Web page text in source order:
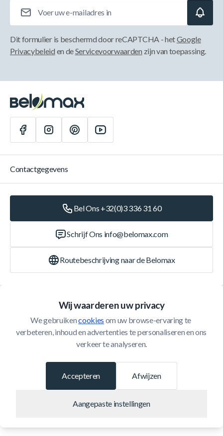
Wij waarderen uw privacy
We gebruiken cookies om uw browse-ervaring te
verbeteren, inhoud en advertenties te personaliseren en ons
verkeer te analyseren.
Afwijzen
Aangepaste instellingen
Accepteren
Dit formulier is beschermd door reCAPTCHA - hetGoogle
Privacybeleid en deServicevoorwaarden zijn van toepassing.
Klantenservice
Contactgegevens
Bel Ons +32(0)3 336 31 60
Schrijf Ons info@belomax.com
Routebeschrijving naar de Belomax